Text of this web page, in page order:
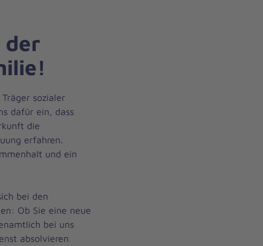
der
sozialer
dafür ein, dass
die
erfahren.
und ein
bei den
Ob Sie eine neue
bei uns
absolvieren